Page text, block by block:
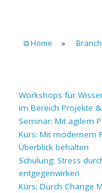
⧉ Home »
Workshops für
im Bereich Projekte
Seminar: Mit agilem
Kurs: Mit modernem
Überblick behalten
Schulung: Stress
entgegenwirken
Kurs: Durch Change